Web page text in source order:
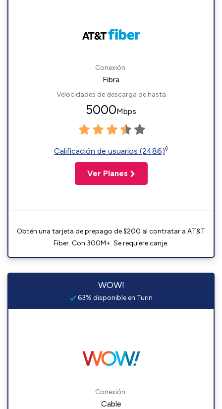
Conexión:
Fibra
Velocidades de descarga de hasta
5000Mbps
Calificación de usuarios (2486)◊
Ver Planes
Obtén una tarjeta de prepago de $200 al contratar a AT&T
Fiber. Con 300M+. Se requiere canje.
WOW!
63% disponible en Turin
Conexión:
Cable